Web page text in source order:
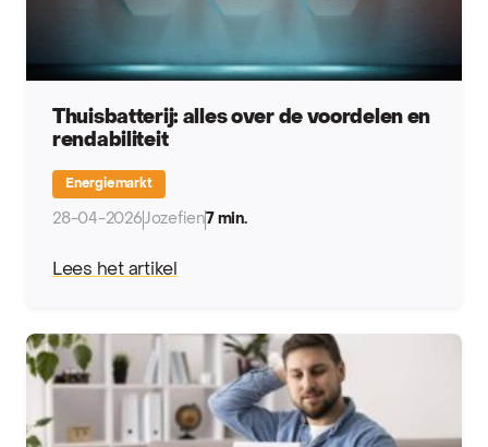
Thuisbatterij: alles over de voordelen en
rendabiliteit
Energiemarkt
28-04-2026Jozefien7 min.
Lees het artikel